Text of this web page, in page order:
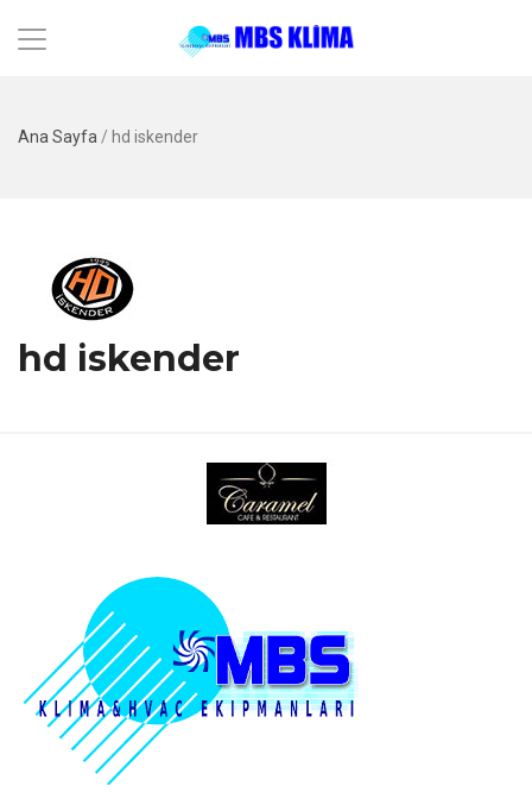
Ana Sayfa/ hd iskender
hd iskender